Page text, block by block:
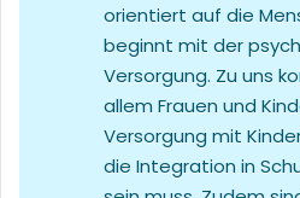
orientiert auf die
beginnt mit der
Versorgung. Zu uns
allem Frauen und
Versorgung mit
die Integration in